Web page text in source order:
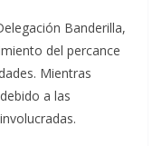
Banderilla,
del percance
Mientras
a las